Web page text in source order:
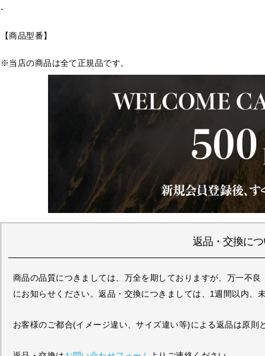
-
【商品型番】
※当店の商品は全て正規品です。
返品・交換に
商品の品質につきましては、万全を期しておりますが、万一不
にお知らせください。返品・交換につきましては、1週間以内、
お客様のご都合(イメージ違い、サイズ違い等)による返品は原則